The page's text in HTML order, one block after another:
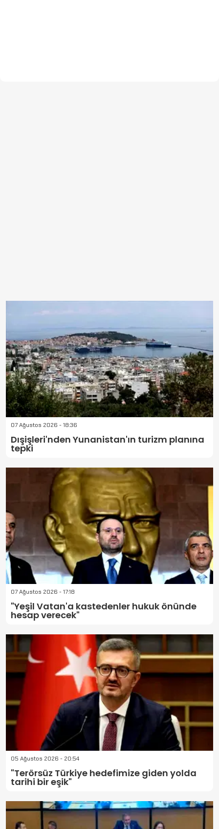
07 Ağustos 2026 - 18:36
Dışişleri'nden Yunanistan'ın turizm planına
tepki
07 Ağustos 2026 - 17:18
"Yeşil Vatan'a kastedenler hukuk önünde
hesap verecek"
05 Ağustos 2026 - 20:54
"Terörsüz Türkiye hedefimize giden yolda
tarihi bir eşik"